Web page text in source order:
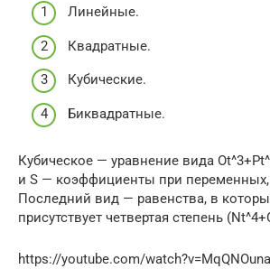
Линейные.
Квадратные.
Кубические.
Биквадратные.
Кубическое — уравнение вида
и S — коэффициенты при переменных,
Последний вид — равенства, в
присутствует четвертая степень
https://youtube.com/